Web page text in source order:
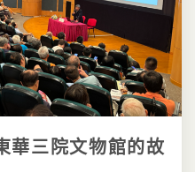
華三院文物館的故